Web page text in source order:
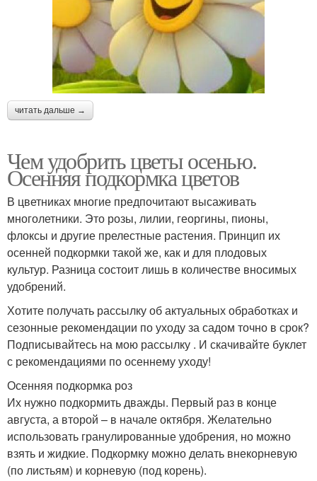
читать дальше →
Чем удобрить цветы осенью.
Осенняя подкормка цветов
В цветниках многие предпочитают высаживать
многолетники. Это розы, лилии, георгины, пионы,
флоксы и другие прелестные растения. Принцип их
осенней подкормки такой же, как и для плодовых
культур. Разница состоит лишь в количестве вносимых
удобрений.
Хотите получать рассылку об актуальных обработках и
сезонные рекомендации по уходу за садом точно в срок?
Подписывайтесь на мою рассылку . И скачивайте буклет
с рекомендациями по осеннему уходу!
Осенняя подкормка роз
Их нужно подкормить дважды. Первый раз в конце
августа, а второй – в начале октября. Желательно
использовать гранулированные удобрения, но можно
взять и жидкие. Подкормку можно делать внекорневую
(по листьям) и корневую (под корень).